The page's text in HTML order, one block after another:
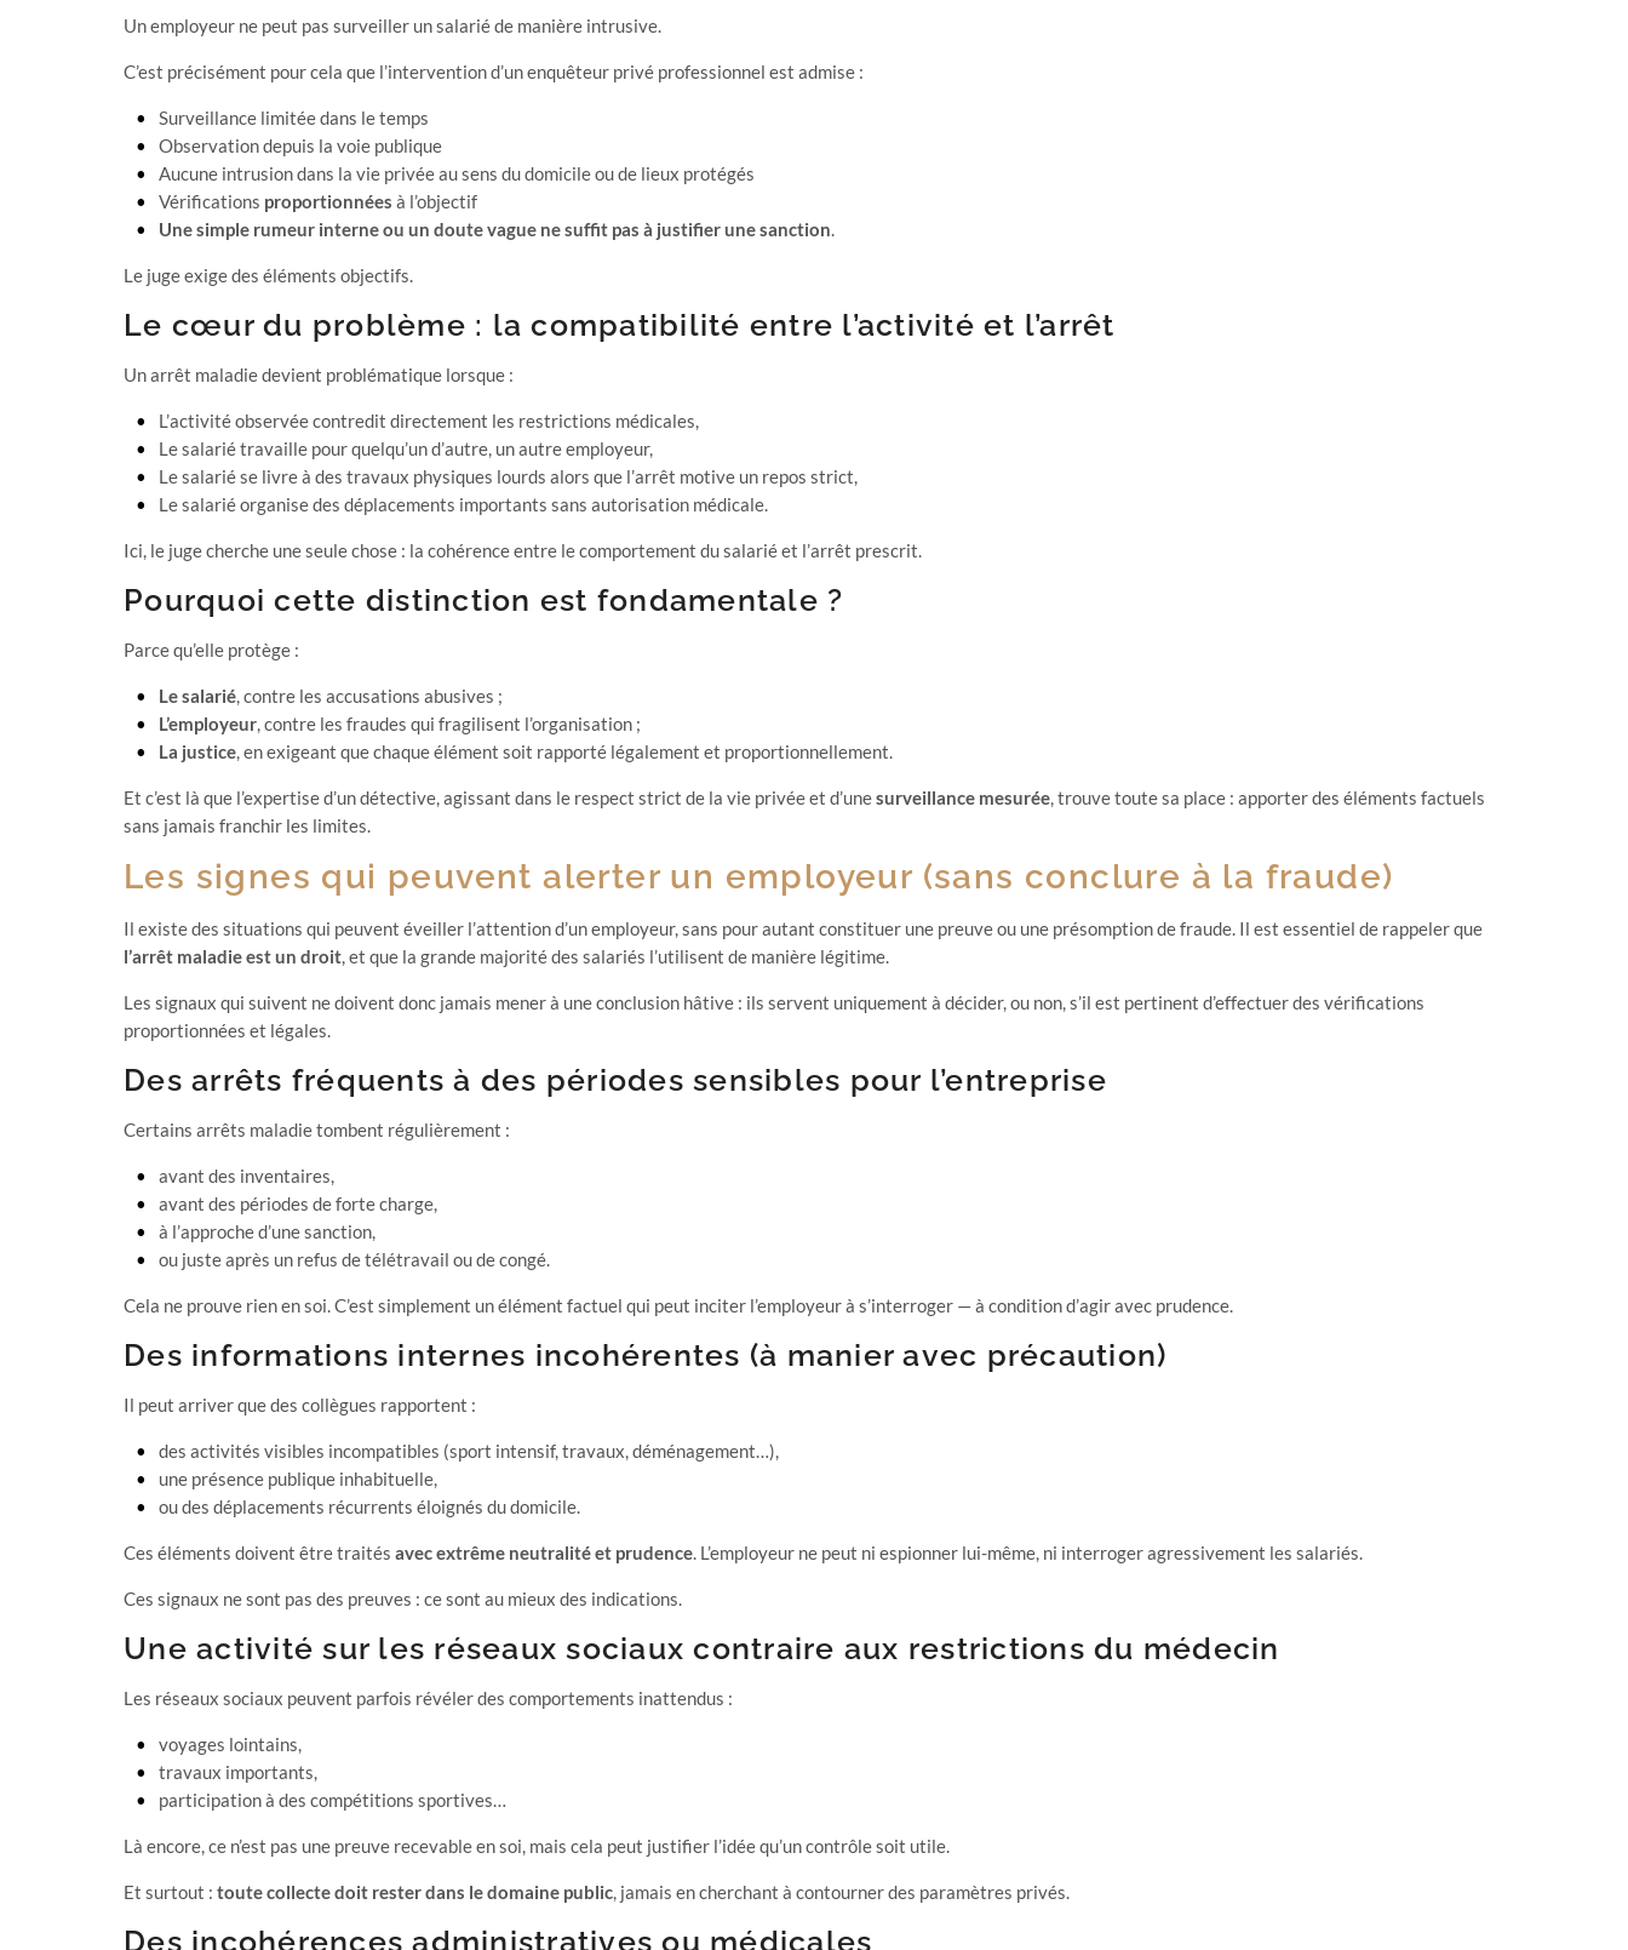
Un employeur ne peut pas surveiller un salarié de manière intrusive.
C’est précisément pour cela que l’intervention d’un enquêteur privé professionnel est admise :
Surveillance limitée dans le temps
Observation depuis la voie publique
Aucune intrusion dans la vie privée au sens du domicile ou de lieux protégés
Vérifications proportionnées à l’objectif
Une simple rumeur interne ou un doute vague ne suffit pas à justifier une sanction.
Le juge exige des éléments objectifs.
Le cœur du problème : la compatibilité entre l’activité et l’arrêt
Un arrêt maladie devient problématique lorsque :
L’activité observée contredit directement les restrictions médicales,
Le salarié travaille pour quelqu’un d’autre, un autre employeur,
Le salarié se livre à des travaux physiques lourds alors que l’arrêt motive un repos strict,
Le salarié organise des déplacements importants sans autorisation médicale.
Ici, le juge cherche une seule chose : la cohérence entre le comportement du salarié et l’arrêt prescrit.
Pourquoi cette distinction est fondamentale ?
Parce qu’elle protège :
Le salarié, contre les accusations abusives ;
L’employeur, contre les fraudes qui fragilisent l’organisation ;
La justice, en exigeant que chaque élément soit rapporté légalement et proportionnellement.
Et c’est là que l’expertise d’un détective, agissant dans le respect strict de la vie privée et d’unesurveillance mesurée, trouve toute sa place : apporter des éléments factuels
sans jamais franchir les limites.
Les signes qui peuvent alerter un employeur (sans conclure à la fraude)
Il existe des situations qui peuvent éveiller l’attention d’un employeur, sans pour autant constituer une preuve ou une présomption de fraude. Il est essentiel de rappeler que
l’arrêt maladie est un droit, et que la grande majorité des salariés l’utilisent de manière légitime.
Les signaux qui suivent ne doivent donc jamais mener à une conclusion hâtive : ils servent uniquement à décider, ou non, s’il est pertinent d’effectuer des vérifications
proportionnées et légales.
Des arrêts fréquents à des périodes sensibles pour l’entreprise
Certains arrêts maladie tombent régulièrement :
avant des inventaires,
avant des périodes de forte charge,
à l’approche d’une sanction,
ou juste après un refus de télétravail ou de congé.
Cela ne prouve rien en soi. C’est simplement un élément factuel qui peut inciter l’employeur à s’interroger — à condition d’agir avec prudence.
Des informations internes incohérentes (à manier avec précaution)
Il peut arriver que des collègues rapportent :
des activités visibles incompatibles (sport intensif, travaux, déménagement…),
une présence publique inhabituelle,
ou des déplacements récurrents éloignés du domicile.
Ces éléments doivent être traités avec extrême neutralité et prudence. L’employeur ne peut ni espionner lui-même, ni interroger agressivement les salariés.
Ces signaux ne sont pas des preuves : ce sont au mieux des indications.
Une activité sur les réseaux sociaux contraire aux restrictions du médecin
Les réseaux sociaux peuvent parfois révéler des comportements inattendus :
voyages lointains,
travaux importants,
participation à des compétitions sportives…
Là encore, ce n’est pas une preuve recevable en soi, mais cela peut justifier l’idée qu’un contrôle soit utile.
Et surtout : toute collecte doit rester dans le domaine public, jamais en cherchant à contourner des paramètres privés.
Des incohérences administratives ou médicales